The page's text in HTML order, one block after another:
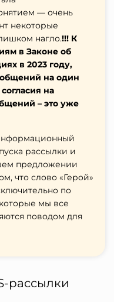
— очень
некоторые
нагло.!!! К
в Законе об
в 2023 году,
на один
на
– это уже
рассылки и
предложении
что слово «Герой»
по
мы все
поводом для
рассылки